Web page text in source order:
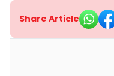
Share Article